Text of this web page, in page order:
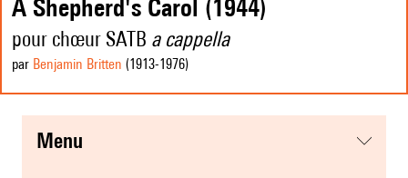
A Shepherd's Carol (1944)
pour chœur SATB a cappella
par Benjamin Britten (1913-1976)
menu